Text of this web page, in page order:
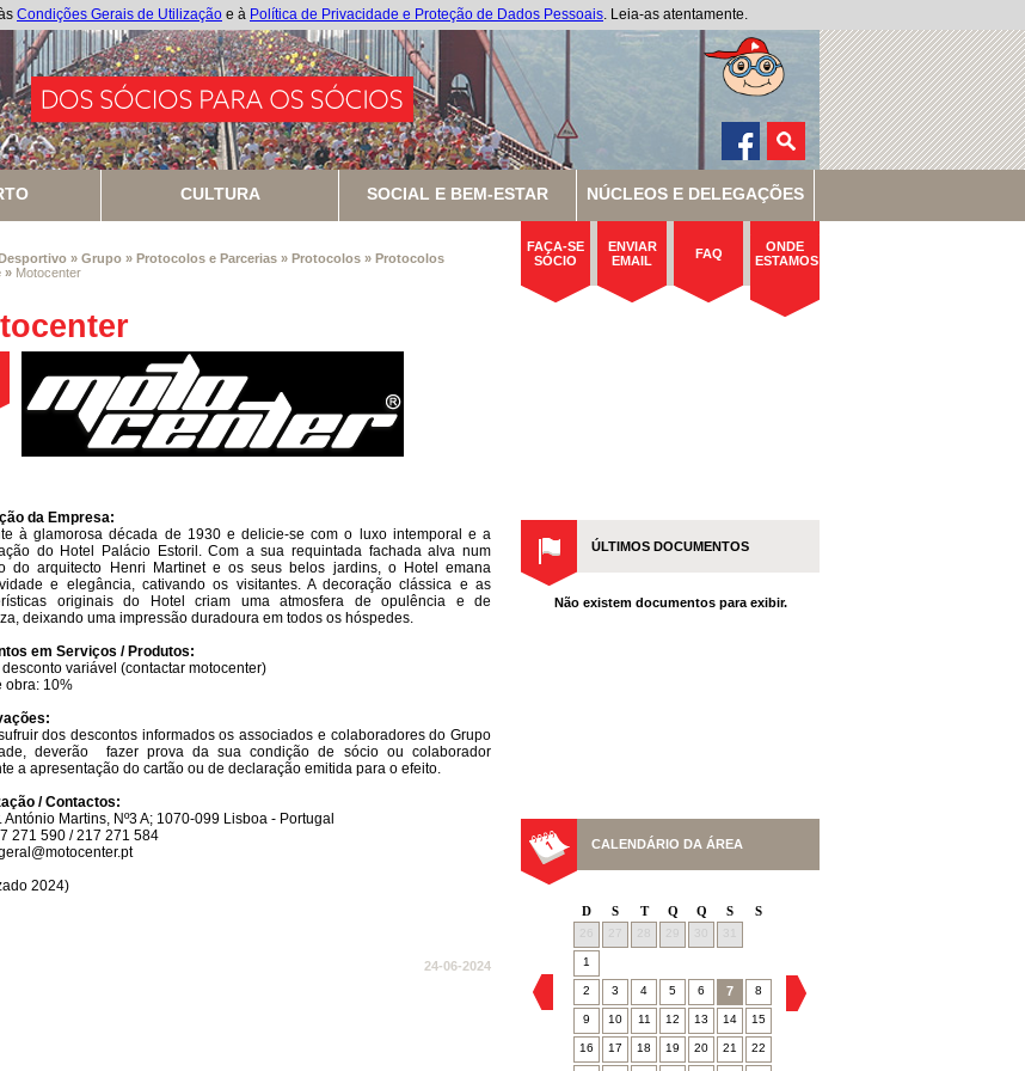
Condições Gerais de Utilização e à Política de Privacidade e Proteção de Dados Pessoais. Leia-as atentamente.
CULTURA SOCIAL E BEM-ESTAR NÚCLEOS E DELEGAÇÕES
» Grupo » Protocolos e Parcerias » Protocolos » Protocolos
» Motocenter
da Empresa:
à glamorosa década de 1930 e delicie-se com o luxo intemporal e a
do Hotel Palácio Estoril. Com a sua requintada fachada alva num
do arquitecto Henri Martinet e os seus belos jardins, o Hotel emana
e elegância, cativando os visitantes. A decoração clássica e as
originais do Hotel criam uma atmosfera de opulência e de
deixando uma impressão duradoura em todos os hóspedes.
em Serviços / Produtos:
desconto variável (contactar motocenter)
obra: 10%
dos descontos informados os associados e colaboradores do Grupo
deverão fazer prova da sua condição de sócio ou colaborador
a apresentação do cartão ou de declaração emitida para o efeito.
/ Contactos:
António Martins, Nº3 A; 1070-099 Lisboa - Portugal
271 590 / 217 271 584
2024)
24-06-2024
FAÇA-SE
SÓCIO
ENVIAR
EMAIL
FAQ
ONDE
ESTAMOS
ÚLTIMOS DOCUMENTOS
Não existem documentos para exibir.
CALENDÁRIO DA ÁREA
D S T Q Q S
S
1
2 3 4 5 6 7 8
9 10 11 12 13 14 15
16 17 18 19 20 21 22